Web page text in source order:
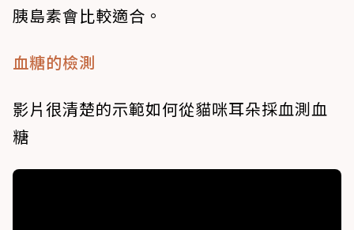
胰島素會比較適合。
血糖的檢測
影片很清楚的示範如何從貓咪耳朵採血測血
糖